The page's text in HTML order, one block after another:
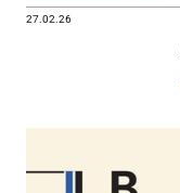
27.02.26